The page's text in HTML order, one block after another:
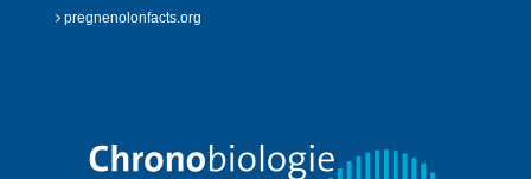
pregnenolonfacts.org